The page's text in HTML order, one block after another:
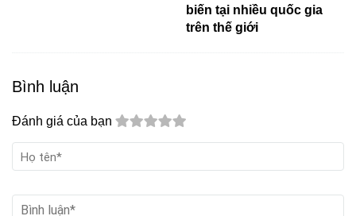
biến tại nhiều quốc gia
trên thế giới
Bình luận
Đánh giá của bạn